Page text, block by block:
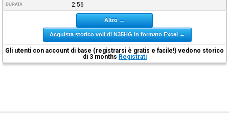
DURATA 2:56
Altro →
Acquista storico voli di N35HG in formato Excel →
Gli utenti con account di base (registrarsi è gratis e facile!) vedono storico
di 3 months Registrati